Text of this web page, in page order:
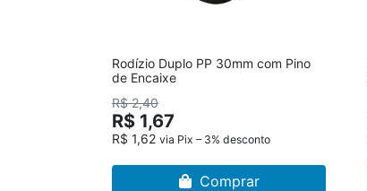
Rodízio Duplo PP 30mm com Pino
de Encaixe
R$ 2,40
R$ 1,67
R$ 1,62 via Pix – 3% desconto
Comprar